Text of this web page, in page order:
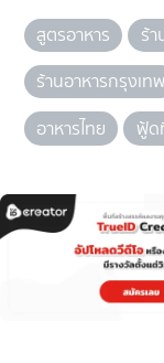
สูตรอาหาร ร้
ร้านอาหารกรุงเทพ
อาหารไทย
ฟู้ด